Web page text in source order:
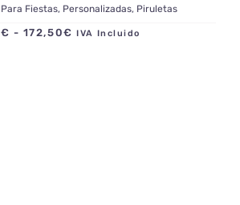
Para Fiestas, Personalizadas, Piruletas
€ - 172,50€ Rango
IVA Incluido